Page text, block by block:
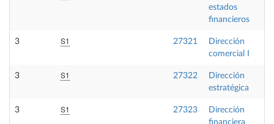
estados
financieros
3 S1 27321
Dirección
comercial I
3 S1 27322
Dirección
estratégica
3 S1 27323
Dirección
financiera